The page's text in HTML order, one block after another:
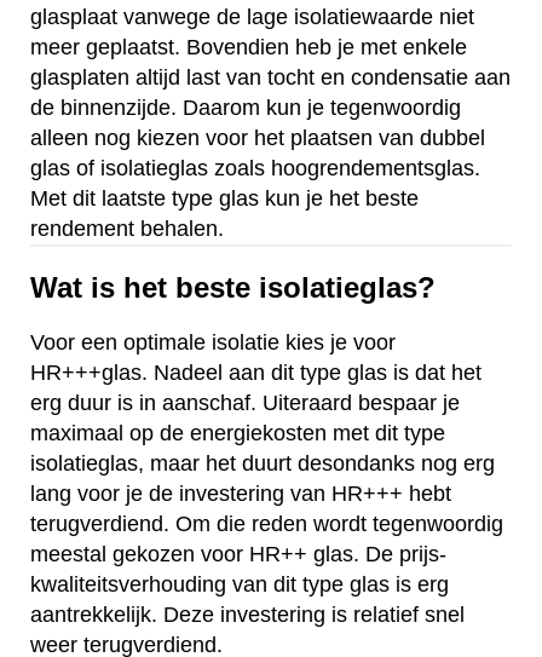
glasplaat vanwege de lage isolatiewaarde niet
meer geplaatst. Bovendien heb je met enkele
glasplaten altijd last van tocht en condensatie aan
de binnenzijde. Daarom kun je tegenwoordig
alleen nog kiezen voor het plaatsen van dubbel
glas of isolatieglas zoals hoogrendementsglas.
Met dit laatste type glas kun je het beste
rendement behalen.
Wat is het beste isolatieglas?
Voor een optimale isolatie kies je voor
HR+++glas. Nadeel aan dit type glas is dat het
erg duur is in aanschaf. Uiteraard bespaar je
maximaal op de energiekosten met dit type
isolatieglas, maar het duurt desondanks nog erg
lang voor je de investering van HR+++ hebt
terugverdiend. Om die reden wordt tegenwoordig
meestal gekozen voor HR++ glas. De prijs-
kwaliteitsverhouding van dit type glas is erg
aantrekkelijk. Deze investering is relatief snel
weer terugverdiend.